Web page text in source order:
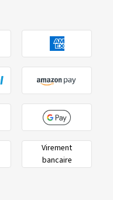
Virement
bancaire